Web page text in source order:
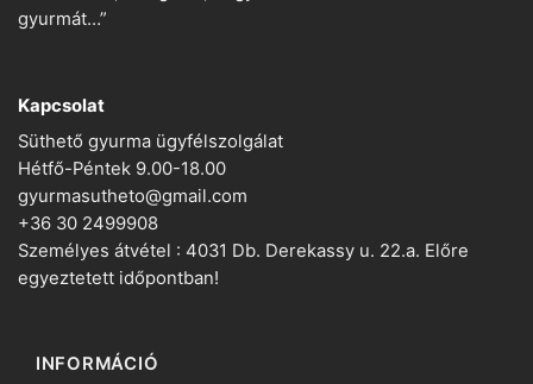
gyurmát…”
Kapcsolat
Süthető gyurma ügyfélszolgálat
Hétfő-Péntek 9.00-18.00
gyurmasutheto@gmail.com
+36 30 2499908
Személyes átvétel : 4031 Db. Derekassy u. 22.a. Előre
egyeztetett időpontban!
INFORMÁCIÓ